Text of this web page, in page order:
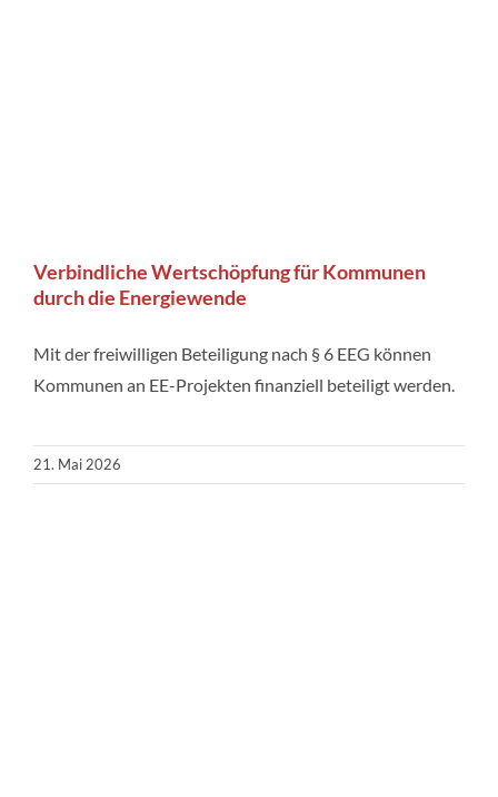
Verbindliche Wertschöpfung für Kommunen
durch die Energiewende
Mit der freiwilligen Beteiligung nach § 6 EEG können
Kommunen an EE-Projekten finanziell beteiligt werden.
21. Mai 2026